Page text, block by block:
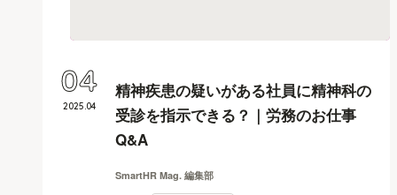
精神疾患の疑いがある社員に精神科の
受診を指示できる？｜労務のお仕事
Q&A
SmartHR Mag. 編集部
2025.04
04